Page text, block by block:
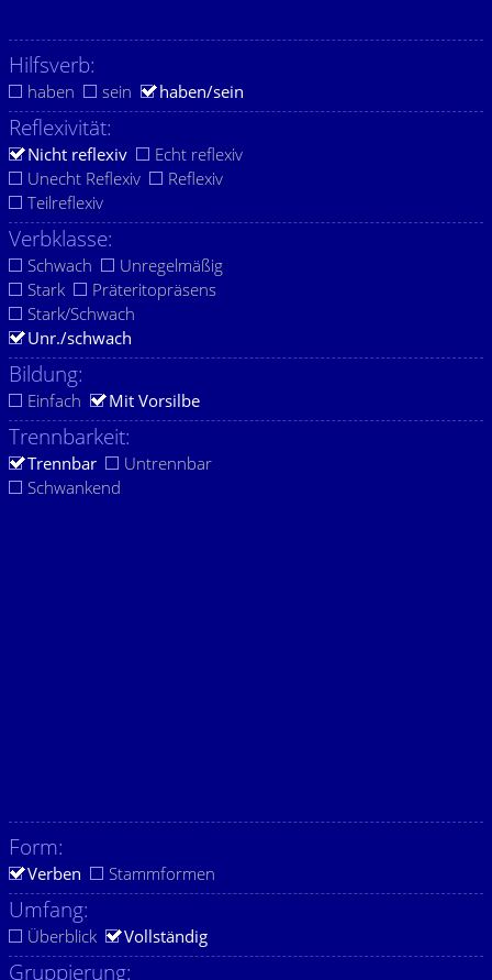
Hilfsverb:
haben sein haben/sein
Reflexivität:
Nicht reflexiv
Echt reflexiv
Unecht Reflexiv
Reflexiv
Teilreflexiv
Verbklasse:
Schwach
Unregelmäßig
Stark
Präteritopräsens
Stark/Schwach
Unr./schwach
Bildung:
Einfach Mit Vorsilbe
Trennbarkeit:
Trennbar
Untrennbar
Schwankend
Form:
Verben Stammformen
Umfang:
Überblick Vollständig
Gruppierung: